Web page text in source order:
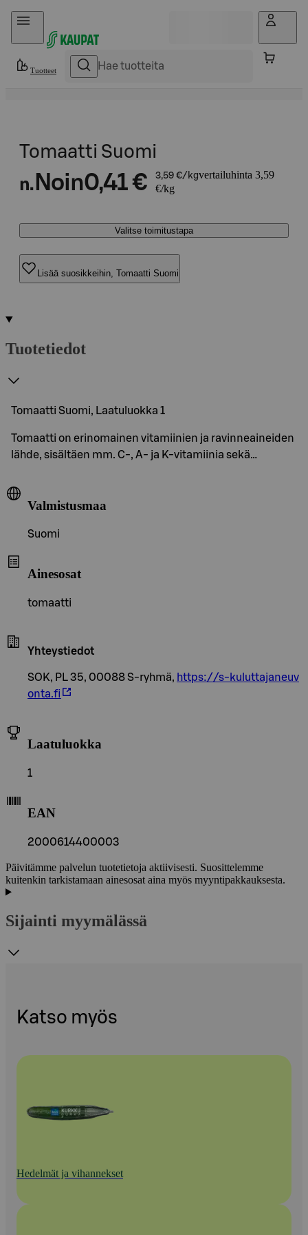
Hyppää sisältöön
Tuotteet
Tomaatti Suomi
n. Noin0,41 € 3,59 €/kgvertailuhinta 3,59
€/kg
Valitse toimitustapa
Lisää suosikkeihin, Tomaatti Suomi
Tuotetiedot
Tomaatti Suomi, Laatuluokka 1
Tomaatti on erinomainen vitamiinien ja ravinneaineiden
lähde, sisältäen mm. C-, A- ja K-vitamiinia sekä…
Valmistusmaa
Suomi
Ainesosat
tomaatti
Yhteystiedot
SOK, PL 35, 00088 S-ryhmä, https://s-kuluttajaneuv
onta.fi
Laatuluokka
1
EAN
2000614400003
Päivitämme palvelun tuotetietoja aktiivisesti. Suosittelemme
kuitenkin tarkistamaan ainesosat aina myös myyntipakkauksesta.
Sijainti myymälässä
Katso myös
Hedelmät ja vihannekset